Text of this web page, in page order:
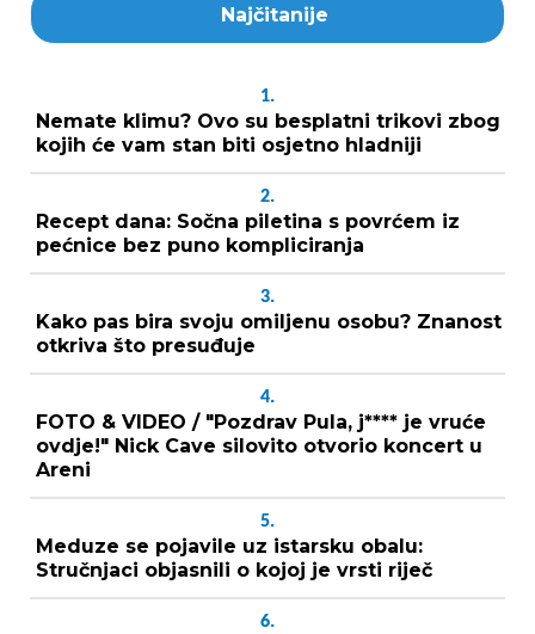
Najčitanije
1.
Nemate klimu? Ovo su besplatni trikovi zbog
kojih će vam stan biti osjetno hladniji
2.
Recept dana: Sočna piletina s povrćem iz
pećnice bez puno kompliciranja
3.
Kako pas bira svoju omiljenu osobu? Znanost
otkriva što presuđuje
4.
FOTO & VIDEO / "Pozdrav Pula, j**** je vruće
ovdje!" Nick Cave silovito otvorio koncert u
Areni
5.
Meduze se pojavile uz istarsku obalu:
Stručnjaci objasnili o kojoj je vrsti riječ
6.